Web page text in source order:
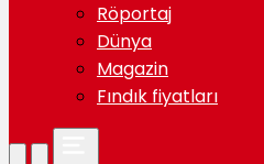
Röportaj
Dünya
Magazin
Fındık fiyatları